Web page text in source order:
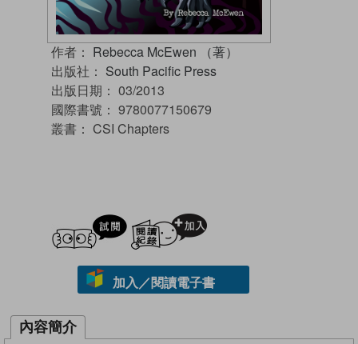
作者： Rebecca McEwen （著）
出版社： South Pacific Press
出版日期： 03/2013
國際書號： 9780077150679
叢書： CSI Chapters
試閲
加入／閱讀電子書
內容簡介